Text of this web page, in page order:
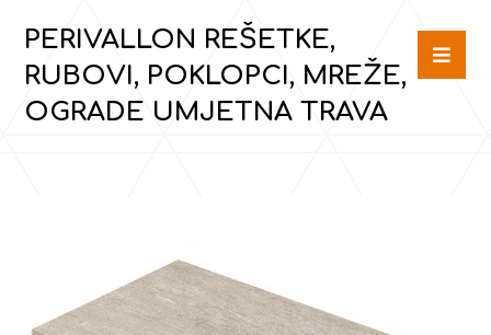
PERIVALLON REŠETKE,
RUBOVI, POKLOPCI, MREŽE,
OGRADE UMJETNA TRAVA